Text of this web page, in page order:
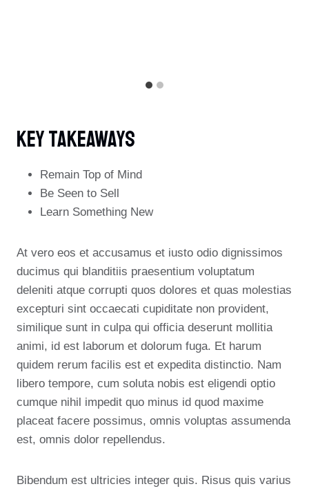
Key Takeaways
Remain Top of Mind
Be Seen to Sell
Learn Something New
At vero eos et accusamus et iusto odio dignissimos
ducimus qui blanditiis praesentium voluptatum
deleniti atque corrupti quos dolores et quas molestias
excepturi sint occaecati cupiditate non provident,
similique sunt in culpa qui officia deserunt mollitia
animi, id est laborum et dolorum fuga. Et harum
quidem rerum facilis est et expedita distinctio. Nam
libero tempore, cum soluta nobis est eligendi optio
cumque nihil impedit quo minus id quod maxime
placeat facere possimus, omnis voluptas assumenda
est, omnis dolor repellendus.
Bibendum est ultricies integer quis. Risus quis varius